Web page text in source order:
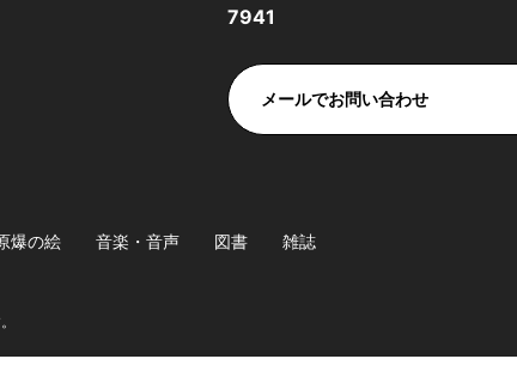
7941
メールでお問い合わせ
爆の絵 音楽・音声 図書 雑誌